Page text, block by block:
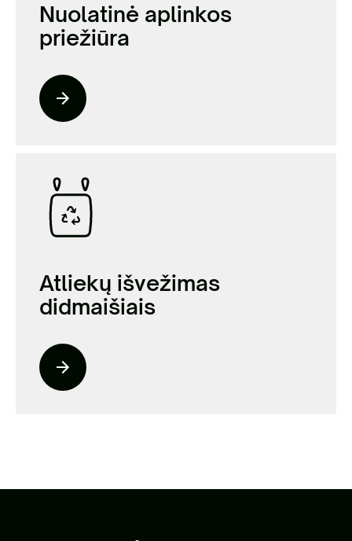
Nuolatinė aplinkos
priežiūra
Atliekų išvežimas
didmaišiais